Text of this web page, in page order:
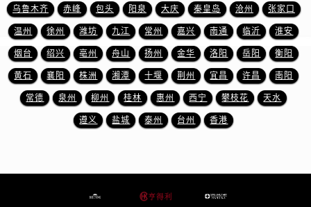
山东省日照市东港区烟台路售后服务中心（需提前预约）
山东省泰安市泰山区财源街道泰山大街售后服务中心（需提前预约）
山东省威海市环翠区新威海路89号振华商厦一楼名表维修售后服务中心（需提前预约）
山东省潍坊市奎文区东风东街售后服务中心（需提前预约）
山东省枣庄市滕州市北辛路与善国路交叉口售后服务中心（需提前预约）
山东省淄博市张店区金晶大道售后服务中心（需提前预约）
乌鲁木齐 赤峰 包头 阳泉 大庆 秦皇岛 沧州 张家口
温州 徐州 潍坊 九江 常州 嘉兴 南通 临沂 淮安
烟台 绍兴 亳州 舟山 扬州 金华 洛阳 岳阳 衡阳
黄石 襄阳 株洲 湘潭 十堰 荆州 宜昌 许昌 南阳
常德 泉州 柳州 桂林 惠州 西宁 攀枝花 天水
遵义 盐城 泰州 台州 香港